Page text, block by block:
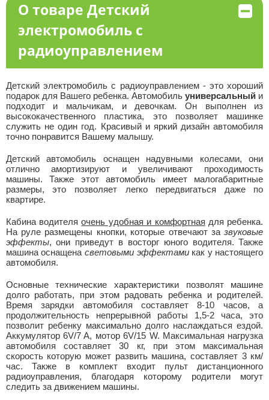
О товаре Детский
электромобиль с
радиоуправлением
Детский электромобиль с радиоуправлением - это хороший
подарок для Вашего ребенка. Автомобильуниверсальный и
подходит и мальчикам, и девочкам. Он выполнен из
высококачественного пластика, это позволяет машинке
служить не один год. Красивый и яркий дизайн автомобиля
точно понравится Вашему малышу.
Детский автомобиль оснащен надувными колесами, они
отлично амортизируют и увеличивают проходимость
машины. Также этот автомобиль имеет малогабаритные
размеры, это позволяет легко передвигаться даже по
квартире.
Кабина водителяочень удобная и комфортная для ребенка.
На руле размещены кнопки, которые отвечают зазвуковые
эффекты, они приведут в восторг юного водителя. Также
машина оснащена световыми эффектамикак у настоящего
автомобиля.
Основные технические характеристики позволят машине
долго работать, при этом радовать ребенка и родителей.
Время зарядки автомобиля составляет 8-10 часов, а
продолжительность непрерывной работы 1,5-2 часа, это
позволит ребенку максимально долго наслаждаться ездой.
Аккумулятор 6V/7 A, мотор 6V/15 W. Максимальная нагрузка
автомобиля составляет 30 кг, при этом максимальная
скорость которую может развить машина, составляет 3 км/
час. Также в комплект входит пульт дистанционного
радиоуправления, благодаря которому родители могут
следить за движением машины.